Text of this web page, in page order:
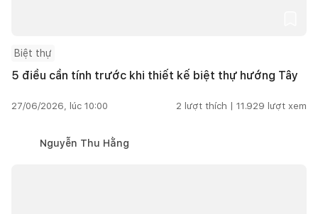
Biệt thự
5 điều cần tính trước khi thiết kế biệt thự hướng Tây
27/06/2026, lúc 10:00 2 lượt thích | 11.929 lượt xem
Nguyễn Thu Hằng